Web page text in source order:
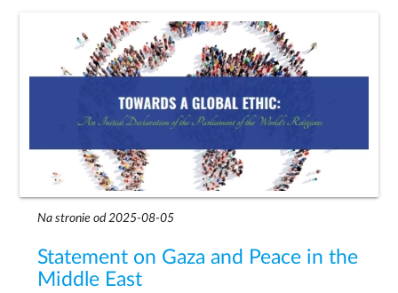
Na stronie od 2025-08-05
Statement on Gaza and Peace in the
Middle East